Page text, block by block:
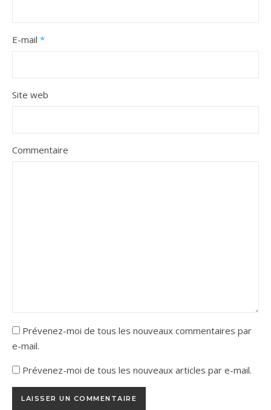
E-mail *
Site web
Commentaire
Prévenez-moi de tous les nouveaux commentaires par
e-mail.
Prévenez-moi de tous les nouveaux articles par e-mail.